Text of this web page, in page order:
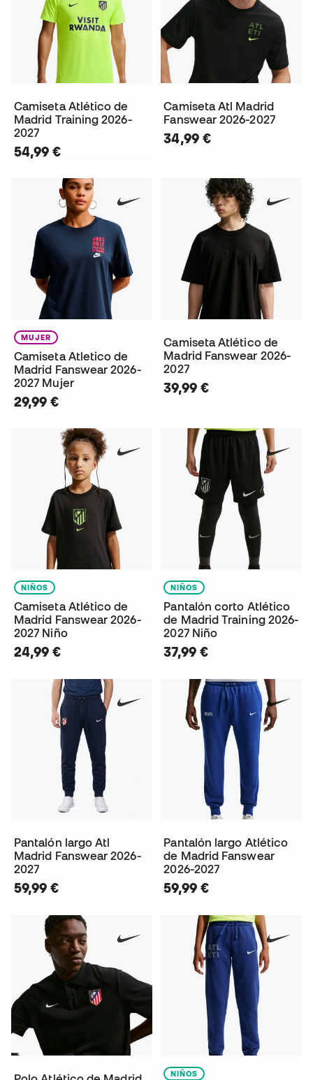
Camiseta Atlético de
Madrid Training 2026-
2027
54,99 €
Camiseta Atl Madrid
Fanswear 2026-2027
34,99 €
MUJER
Camiseta Atletico de
Madrid Fanswear 2026-
2027 Mujer
29,99 €
Camiseta Atlético de
Madrid Fanswear 2026-
2027
39,99 €
NIÑOS
Camiseta Atlético de
Madrid Fanswear 2026-
2027 Niño
24,99 €
NIÑOS
Pantalón corto Atlético
de Madrid Training 2026-
2027 Niño
37,99 €
Pantalón largo Atl
Madrid Fanswear 2026-
2027
59,99 €
Pantalón largo Atlético
de Madrid Fanswear
2026-2027
59,99 €
NIÑOS